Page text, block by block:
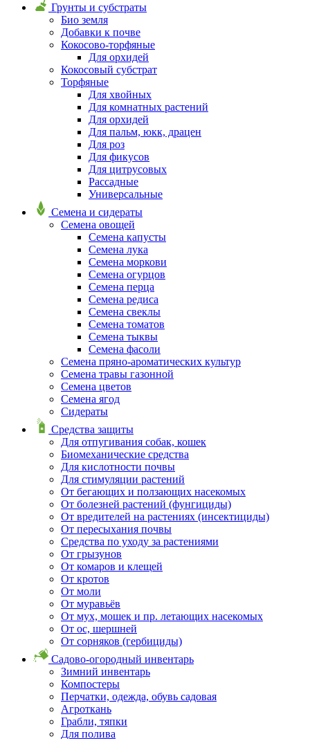
Грунты и субстраты
Био земля
Добавки к почве
Кокосово-торфяные
Для орхидей
Кокосовый субстрат
Торфяные
Для хвойных
Для комнатных растений
Для орхидей
Для пальм, юкк, драцен
Для роз
Для фикусов
Для цитрусовых
Рассадные
Универсальные
Семена и сидераты
Семена овощей
Семена капусты
Семена лука
Семена моркови
Семена огурцов
Семена перца
Семена редиса
Семена свеклы
Семена томатов
Семена тыквы
Семена фасоли
Семена пряно-ароматических культур
Семена травы газонной
Семена цветов
Семена ягод
Сидераты
Средства защиты
Для отпугивания собак, кошек
Биомеханические средства
Для кислотности почвы
Для стимуляции растений
От бегающих и ползающих насекомых
От болезней растений (фунгициды)
От вредителей на растениях (инсектициды)
От пересыхания почвы
Средства по уходу за растениями
От грызунов
От комаров и клещей
От кротов
От моли
От муравьёв
От мух, мошек и пр. летающих насекомых
От ос, шершней
От сорняков (гербициды)
Садово-огородный инвентарь
Зимний инвентарь
Компостеры
Перчатки, одежда, обувь садовая
Агроткань
Грабли, тяпки
Для полива